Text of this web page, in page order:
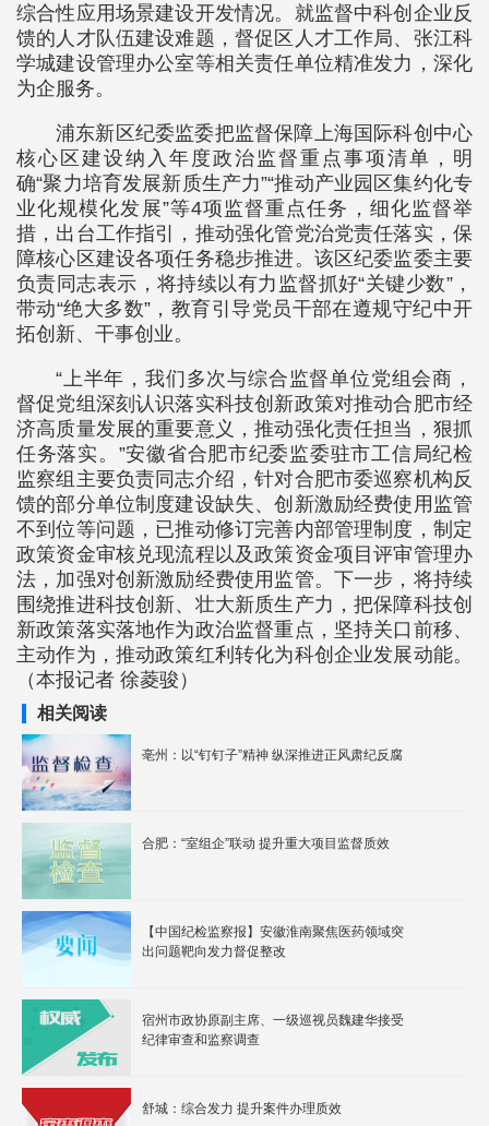
综合性应用场景建设开发情况。就监督中科创企业反
馈的人才队伍建设难题，督促区人才工作局、张江科
学城建设管理办公室等相关责任单位精准发力，深化
为企服务。
浦东新区纪委监委把监督保障上海国际科创中心
核心区建设纳入年度政治监督重点事项清单，明
确“聚力培育发展新质生产力”“推动产业园区集约化专
业化规模化发展”等4项监督重点任务，细化监督举
措，出台工作指引，推动强化管党治党责任落实，保
障核心区建设各项任务稳步推进。该区纪委监委主要
负责同志表示，将持续以有力监督抓好“关键少数”，
带动“绝大多数”，教育引导党员干部在遵规守纪中开
拓创新、干事创业。
“上半年，我们多次与综合监督单位党组会商，
督促党组深刻认识落实科技创新政策对推动合肥市经
济高质量发展的重要意义，推动强化责任担当，狠抓
任务落实。”安徽省合肥市纪委监委驻市工信局纪检
监察组主要负责同志介绍，针对合肥市委巡察机构反
馈的部分单位制度建设缺失、创新激励经费使用监管
不到位等问题，已推动修订完善内部管理制度，制定
政策资金审核兑现流程以及政策资金项目评审管理办
法，加强对创新激励经费使用监管。下一步，将持续
围绕推进科技创新、壮大新质生产力，把保障科技创
新政策落实落地作为政治监督重点，坚持关口前移、
主动作为，推动政策红利转化为科创企业发展动能。
（本报记者 徐菱骏）
相关阅读
亳州：以“钉钉子”精神 纵深推进正风肃纪反腐
合肥：“室组企”联动 提升重大项目监督质效
【中国纪检监察报】安徽淮南聚焦医药领域突
出问题靶向发力督促整改
宿州市政协原副主席、一级巡视员魏建华接受
纪律审查和监察调查
舒城：综合发力 提升案件办理质效